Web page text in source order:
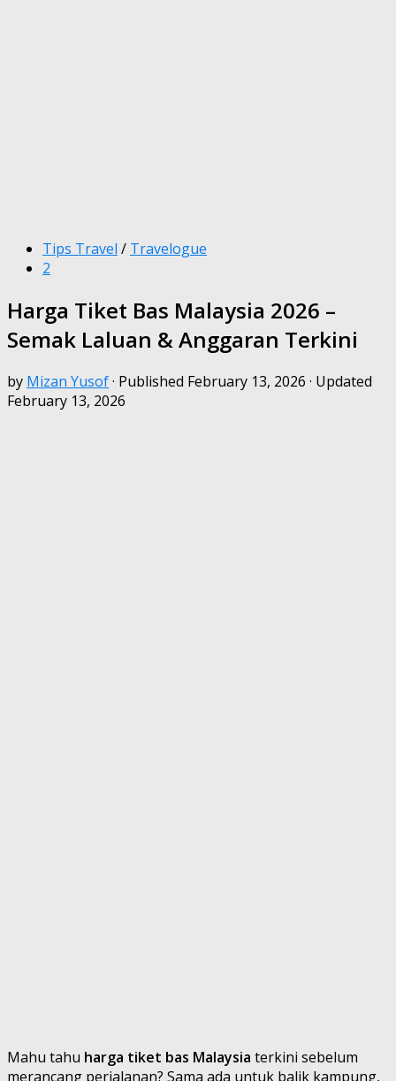
Tips Travel / Travelogue
2
Harga Tiket Bas Malaysia 2026 –
Semak Laluan & Anggaran Terkini
by Mizan Yusof· Published February 13, 2026 · Updated
February 13, 2026
Mahu tahu harga tiket bas Malaysia terkini sebelum
merancang perjalanan? Sama ada untuk balik kampung,